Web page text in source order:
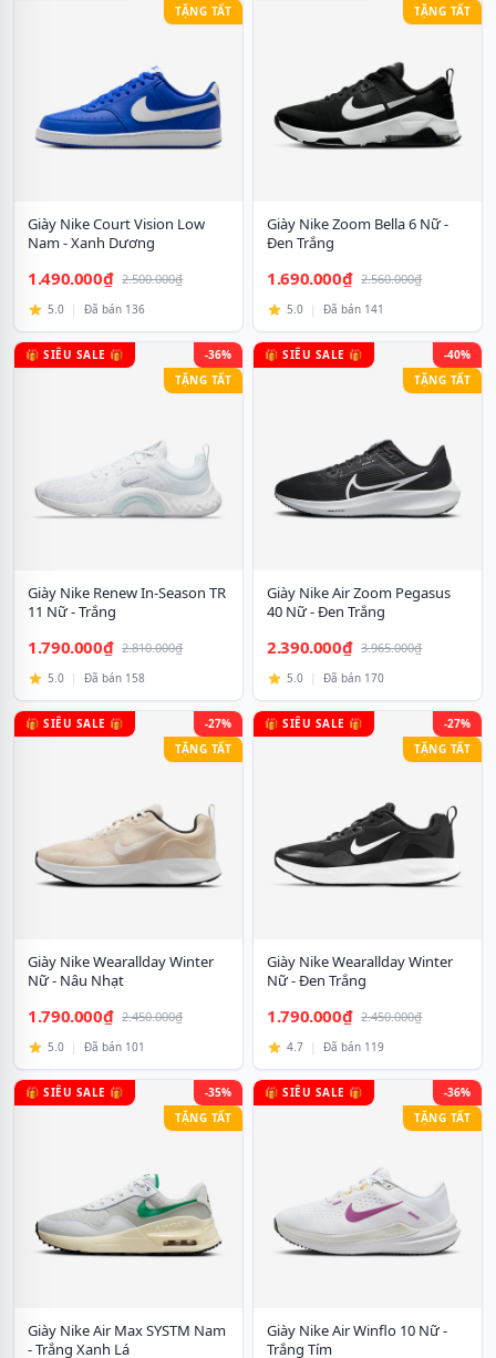
TẶNG TẤT
Giày Nike Court Vision Low
Nam - Xanh Dương
1.490.000₫ 2.500.000₫
5.0 | Đã bán 136
TẶNG TẤT
Giày Nike Zoom Bella 6 Nữ -
Đen Trắng
1.690.000₫ 2.560.000₫
5.0 | Đã bán 141
🎁 SIÊU SALE 🎁
-36%
TẶNG TẤT
Giày Nike Renew In-Season TR
11 Nữ - Trắng
1.790.000₫ 2.810.000₫
5.0 | Đã bán 158
🎁 SIÊU SALE 🎁
-40%
TẶNG TẤT
Giày Nike Air Zoom Pegasus
40 Nữ - Đen Trắng
2.390.000₫ 3.965.000₫
5.0 | Đã bán 170
🎁 SIÊU SALE 🎁
-27%
TẶNG TẤT
Giày Nike Wearallday Winter
Nữ - Nâu Nhạt
1.790.000₫ 2.450.000₫
5.0 | Đã bán 101
🎁 SIÊU SALE 🎁
-27%
TẶNG TẤT
Giày Nike Wearallday Winter
Nữ - Đen Trắng
1.790.000₫ 2.450.000₫
4.7 | Đã bán 119
🎁 SIÊU SALE 🎁
-35%
TẶNG TẤT
Giày Nike Air Max SYSTM Nam
- Trắng Xanh Lá
🎁 SIÊU SALE 🎁
-36%
TẶNG TẤT
Giày Nike Air Winflo 10 Nữ -
Trắng Tím